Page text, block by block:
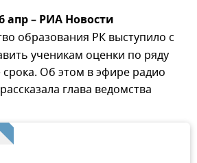
– РИА Новости
образования РК выступило с
ученикам оценки по ряду
Об этом в эфире радио
глава ведомства